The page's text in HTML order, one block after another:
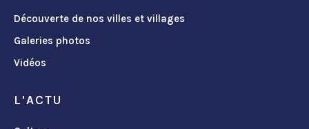
Découverte de nos villes et villages
Galeries photos
Vidéos
L'ACTU